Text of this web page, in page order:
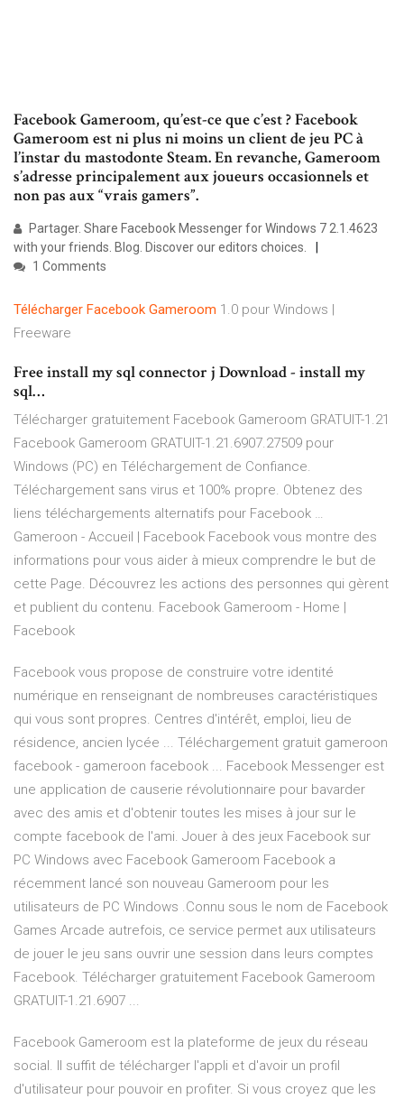
Facebook Gameroom, qu’est-ce que c’est ? Facebook
Gameroom est ni plus ni moins un client de jeu PC à
l’instar du mastodonte Steam. En revanche, Gameroom
s’adresse principalement aux joueurs occasionnels et
non pas aux “vrais gamers”.
Partager. Share Facebook Messenger for Windows 7 2.1.4623
with your friends. Blog. Discover our editors choices.
1 Comments
Télécharger Facebook Gameroom 1.0 pour Windows |
Freeware
Free install my sql connector j Download - install my
sql…
Télécharger gratuitement Facebook Gameroom GRATUIT-1.21
Facebook Gameroom GRATUIT-1.21.6907.27509 pour
Windows (PC) en Téléchargement de Confiance.
Téléchargement sans virus et 100% propre. Obtenez des
liens téléchargements alternatifs pour Facebook …
Gameroon - Accueil | Facebook Facebook vous montre des
informations pour vous aider à mieux comprendre le but de
cette Page. Découvrez les actions des personnes qui gèrent
et publient du contenu. Facebook Gameroom - Home |
Facebook
Facebook vous propose de construire votre identité
numérique en renseignant de nombreuses caractéristiques
qui vous sont propres. Centres d'intérêt, emploi, lieu de
résidence, ancien lycée ... Téléchargement gratuit gameroon
facebook - gameroon facebook ... Facebook Messenger est
une application de causerie révolutionnaire pour bavarder
avec des amis et d'obtenir toutes les mises à jour sur le
compte facebook de l'ami. Jouer à des jeux Facebook sur
PC Windows avec Facebook Gameroom Facebook a
récemment lancé son nouveau Gameroom pour les
utilisateurs de PC Windows .Connu sous le nom de Facebook
Games Arcade autrefois, ce service permet aux utilisateurs
de jouer le jeu sans ouvrir une session dans leurs comptes
Facebook. Télécharger gratuitement Facebook Gameroom
GRATUIT-1.21.6907 ...
Facebook Gameroom est la plateforme de jeux du réseau
social. Il suffit de télécharger l'appli et d'avoir un profil
d'utilisateur pour pouvoir en profiter. Si vous croyez que les